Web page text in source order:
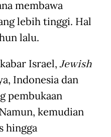
membawa
lebih tinggi. Hal
lalu.
Israel,Jewish
Indonesia dan
pembukaan
kemudian
hingga